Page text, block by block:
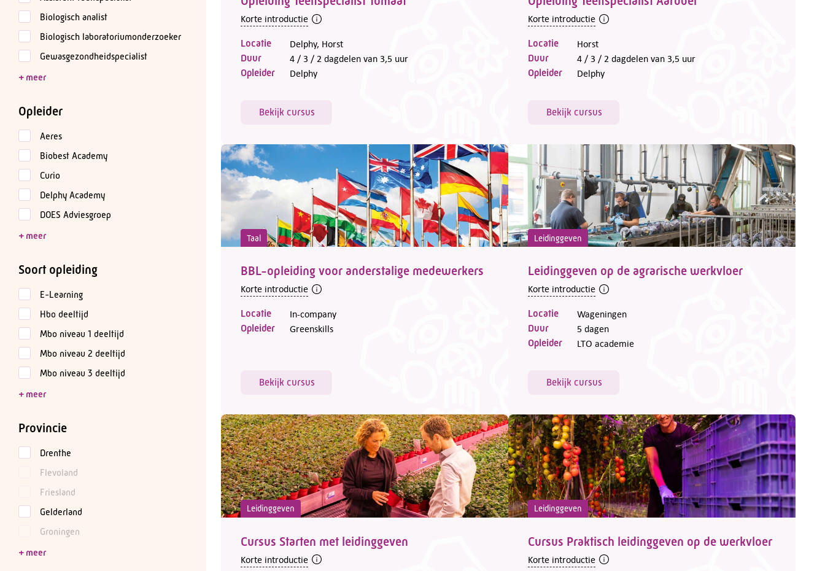
Biologisch analist
Biologisch laboratoriumonderzoeker
Gewasgezondheidspecialist
Opleider
Aeres
Biobest Academy
Curio
Delphy Academy
DOES Adviesgroep
Soort opleiding
E-Learning
Hbo deeltijd
Mbo niveau 1 deeltijd
Mbo niveau 2 deeltijd
Mbo niveau 3 deeltijd
Provincie
Drenthe
Flevoland
Friesland
Gelderland
Groningen
Korte introductie
Locatie Delphy, Horst
Duur 4 / 3 / 2 dagdelen van 3,5 uur
Opleider Delphy
Bekijk cursus
Korte introductie
Locatie Horst
Duur 4 / 3 / 2 dagdelen van 3,5 uur
Opleider Delphy
Bekijk cursus
Taal
BBL-opleiding voor anderstalige medewerkers
Korte introductie
Locatie In-company
Opleider Greenskills
Bekijk cursus
Leidinggeven
Leidinggeven op de agrarische werkvloer
Korte introductie
Locatie Wageningen
Duur 5 dagen
Opleider LTO academie
Bekijk cursus
Leidinggeven
Cursus Starten met leidinggeven
Korte introductie
Leidinggeven
Cursus Praktisch leidinggeven op de werkvloer
Korte introductie